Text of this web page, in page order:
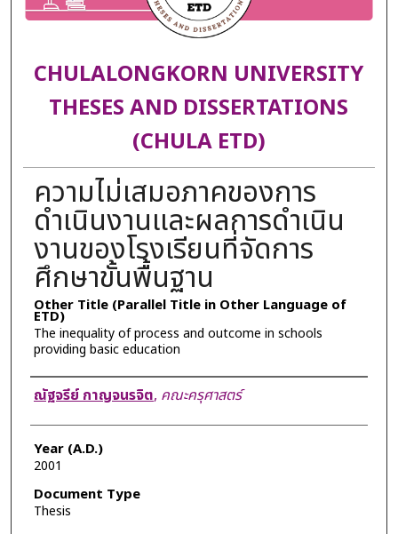
CHULALONGKORN UNIVERSITY
THESES AND DISSERTATIONS
(CHULA ETD)
ความไม่เสมอภาคของการ
ดำเนินงานและผลการดำเนิน
งานของโรงเรียนที่จัดการ
ศึกษาขั้นพื้นฐาน
Other Title (Parallel Title in Other Language of
ETD)
The inequality of process and outcome in schools
providing basic education
Author
ณัฐจรีย์ กาญจนรจิต, คณะครุศาสตร์
Year (A.D.)
2001
Document Type
Thesis